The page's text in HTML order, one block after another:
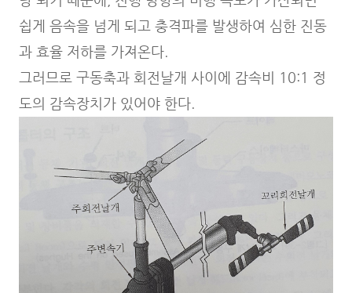
쉽게 음속을 넘게 되고 충격파를 발생하여 심한 진동
과 효율 저하를 가져온다.
그러므로 구동축과 회전날개 사이에 감속비 10:1 정
도의 감속장치가 있어야 한다.